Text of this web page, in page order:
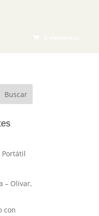
Portátil
– Olivar,
con